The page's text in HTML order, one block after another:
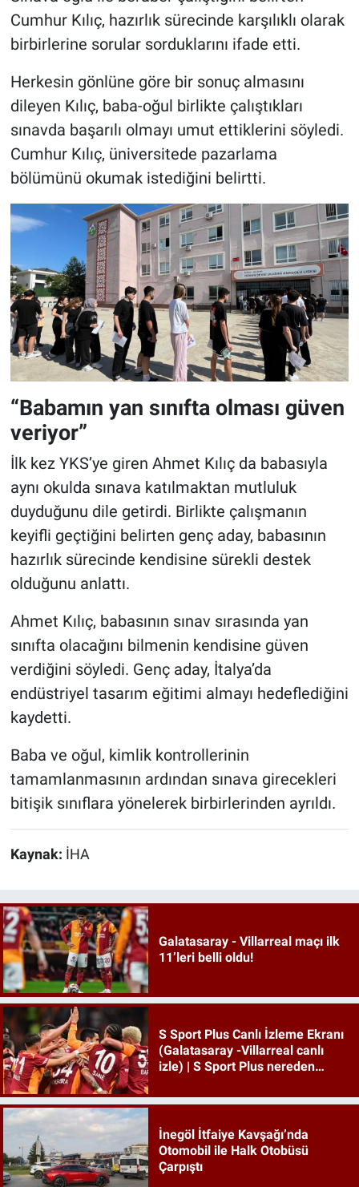
Cumhur Kılıç, hazırlık sürecinde karşılıklı olarak
birbirlerine sorular sorduklarını ifade etti.
Herkesin gönlüne göre bir sonuç almasını
dileyen Kılıç, baba-oğul birlikte çalıştıkları
sınavda başarılı olmayı umut ettiklerini söyledi.
Cumhur Kılıç, üniversitede pazarlama
bölümünü okumak istediğini belirtti.
“Babamın yan sınıfta olması güven
veriyor”
İlk kez YKS’ye giren Ahmet Kılıç da babasıyla
aynı okulda sınava katılmaktan mutluluk
duyduğunu dile getirdi. Birlikte çalışmanın
keyifli geçtiğini belirten genç aday, babasının
hazırlık sürecinde kendisine sürekli destek
olduğunu anlattı.
Ahmet Kılıç, babasının sınav sırasında yan
sınıfta olacağını bilmenin kendisine güven
verdiğini söyledi. Genç aday, İtalya’da
endüstriyel tasarım eğitimi almayı hedeflediğini
kaydetti.
Baba ve oğul, kimlik kontrollerinin
tamamlanmasının ardından sınava girecekleri
bitişik sınıflara yönelerek birbirlerinden ayrıldı.
Kaynak: İHA
Galatasaray - Villarreal maçı ilk
11’leri belli oldu!
S Sport Plus Canlı İzleme Ekranı
(Galatasaray -Villarreal canlı
izle) | S Sport Plus nereden
İnegöl İtfaiye Kavşağı’nda
Otomobil ile Halk Otobüsü
Çarpıştı